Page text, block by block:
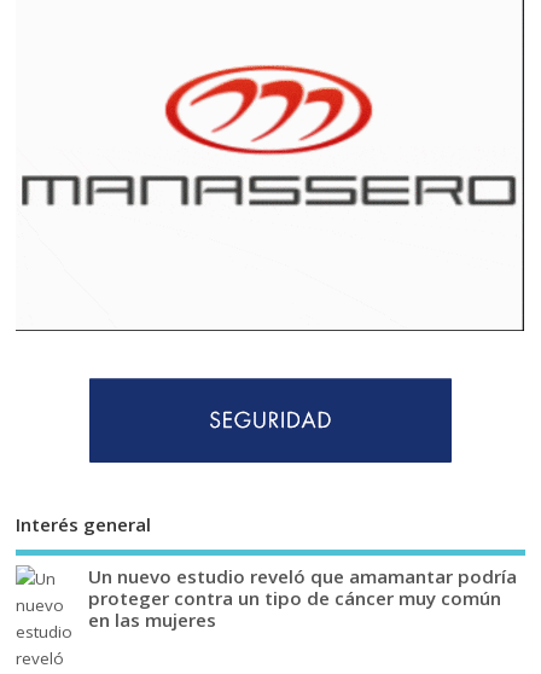
Interés general
Un nuevo estudio reveló que amamantar podría
proteger contra un tipo de cáncer muy común
en las mujeres